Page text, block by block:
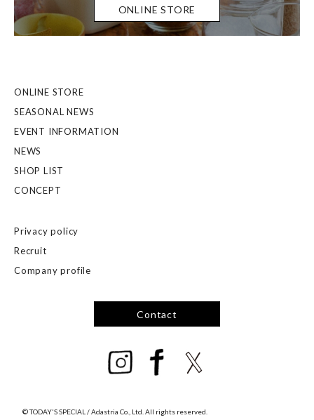
ONLINE STORE
ONLINE STORE
SEASONAL NEWS
EVENT INFORMATION
NEWS
SHOP LIST
CONCEPT
Privacy policy
Recruit
Company profile
Contact
© TODAY'S SPECIAL / Adastria Co., Ltd. All rights reserved.